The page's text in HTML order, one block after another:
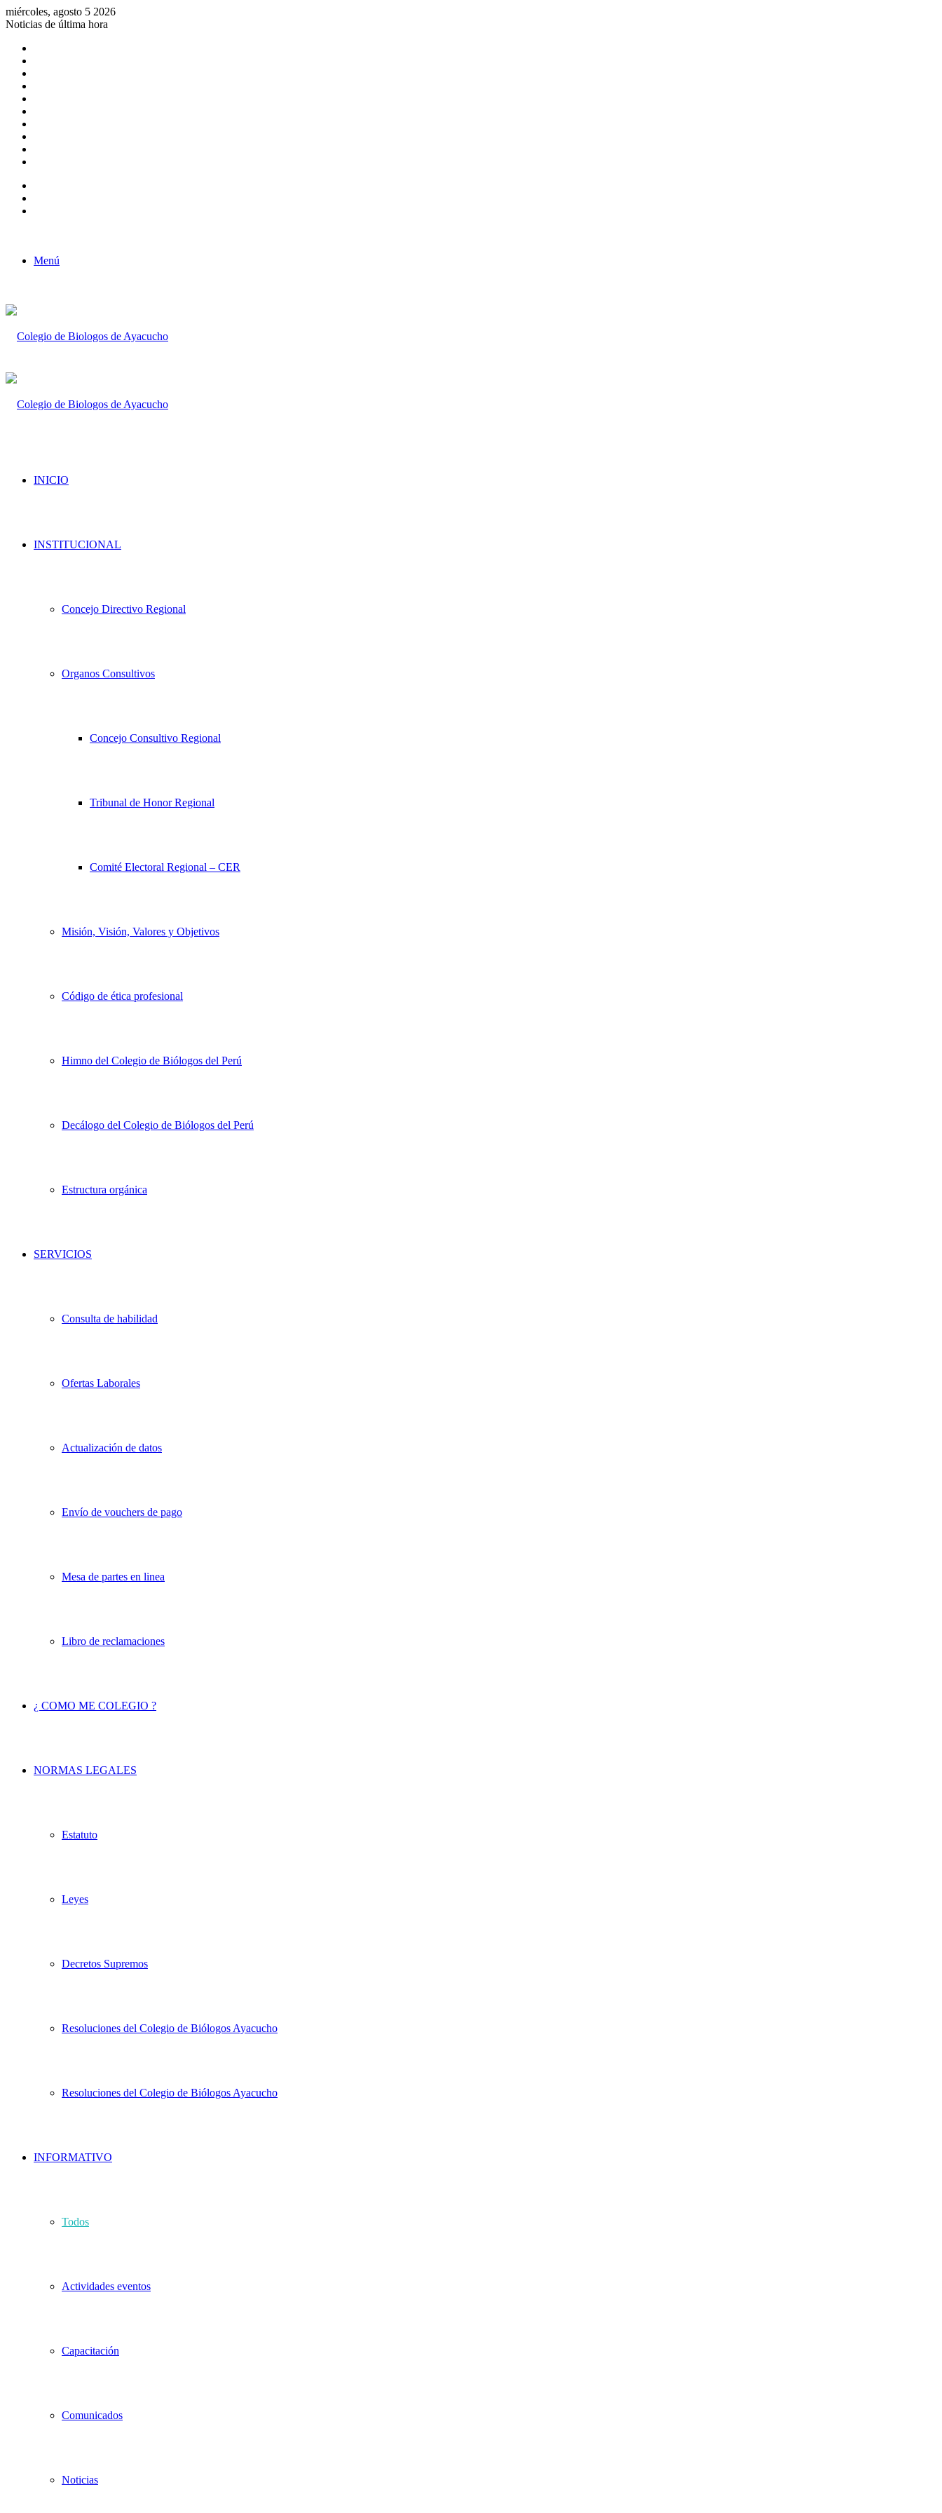
miércoles, agosto 5 2026
Noticias de última hora
Menú
INICIO
INSTITUCIONAL
Concejo Directivo Regional
Organos Consultivos
Concejo Consultivo Regional
Tribunal de Honor Regional
Comité Electoral Regional – CER
Misión, Visión, Valores y Objetivos
Código de ética profesional
Himno del Colegio de Biólogos del Perú
Decálogo del Colegio de Biólogos del Perú
Estructura orgánica
SERVICIOS
Consulta de habilidad
Ofertas Laborales
Actualización de datos
Envío de vouchers de pago
Mesa de partes en linea
Libro de reclamaciones
¿ COMO ME COLEGIO ?
NORMAS LEGALES
Estatuto
Leyes
Decretos Supremos
Resoluciones del Colegio de Biólogos Ayacucho
Resoluciones del Colegio de Biólogos Ayacucho
INFORMATIVO
Todos
Actividades eventos
Capacitación
Comunicados
Noticias